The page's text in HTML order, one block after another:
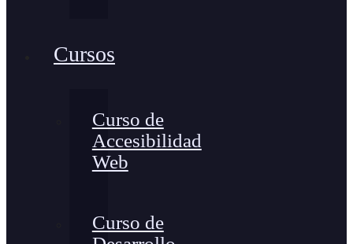
Cursos
Curso de
Accesibilidad
Web
Curso de